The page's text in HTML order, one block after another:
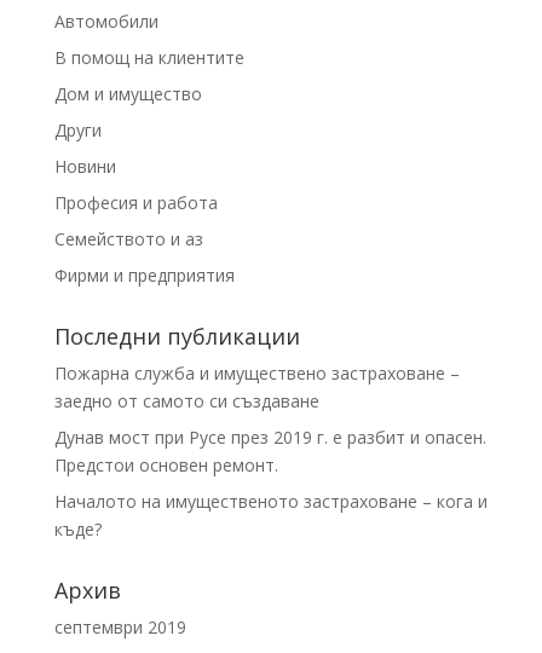
Автомобили
В помощ на клиентите
Дом и имущество
Други
Новини
Професия и работа
Семейството и аз
Фирми и предприятия
Последни публикации
Пожарна служба и имуществено застраховане –
заедно от самото си създаване
Дунав мост при Русе през 2019 г. е разбит и опасен.
Предстои основен ремонт.
Началото на имущественото застраховане – кога и
къде?
Архив
септември 2019